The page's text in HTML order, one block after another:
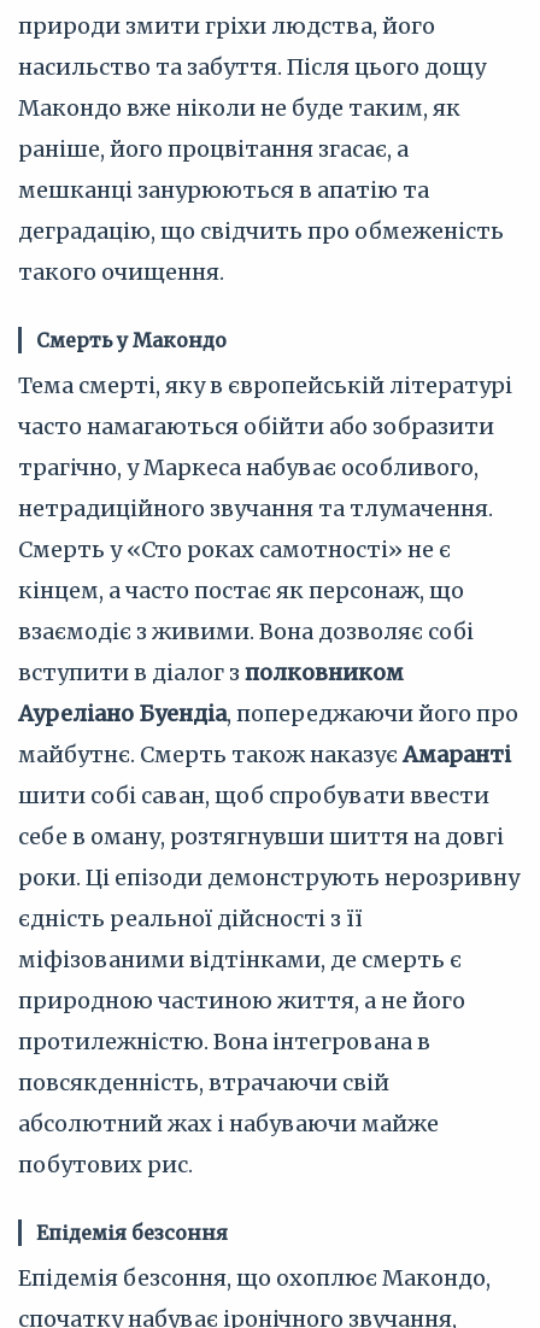
природи змити гріхи людства, його
насильство та забуття. Після цього дощу
Макондо вже ніколи не буде таким, як
раніше, його процвітання згасає, а
мешканці занурюються в апатію та
деградацію, що свідчить про обмеженість
такого очищення.
Смерть у Макондо
Тема смерті, яку в європейській літературі
часто намагаються обійти або зобразити
трагічно, у Маркеса набуває особливого,
нетрадиційного звучання та тлумачення.
Смерть у «Сто роках самотності» не є
кінцем, а часто постає як персонаж, що
взаємодіє з живими. Вона дозволяє собі
вступити в діалог з полковником
Ауреліано Буендіа, попереджаючи його про
майбутнє. Смерть також наказуєАмаранті
шити собі саван, щоб спробувати ввести
себе в оману, розтягнувши шиття на довгі
роки. Ці епізоди демонструють нерозривну
єдність реальної дійсності з її
міфізованими відтінками, де смерть є
природною частиною життя, а не його
протилежністю. Вона інтегрована в
повсякденність, втрачаючи свій
абсолютний жах і набуваючи майже
побутових рис.
Епідемія безсоння
Епідемія безсоння, що охоплює Макондо,
спочатку набуває іронічного звучання,